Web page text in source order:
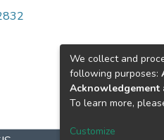
We collect and
following purposes:
Acknowledgement
To learn more,
Customize